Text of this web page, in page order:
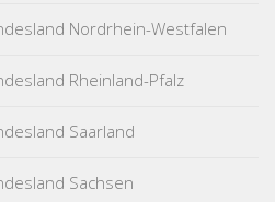
Nordrhein-Westfalen
Rheinland-Pfalz
Saarland
Sachsen